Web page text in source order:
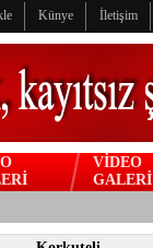
Künye İletişim
VİDEO
GALERİ